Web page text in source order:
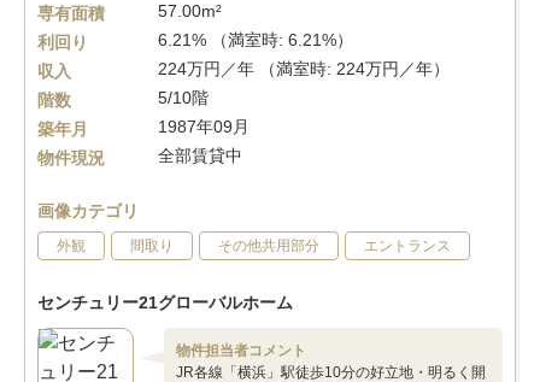
専有面積
57.00m²
利回り
6.21% （満室時: 6.21%）
収入
224万円／年 （満室時: 224万円／年）
階数
5/10階
築年月
1987年09月
物件現況
全部賃貸中
画像カテゴリ
外観 間取り その他共用部分 エントランス
センチュリー21グローバルホーム
物件担当者コメント
JR各線「横浜」駅徒歩10分の好立地・明るく開